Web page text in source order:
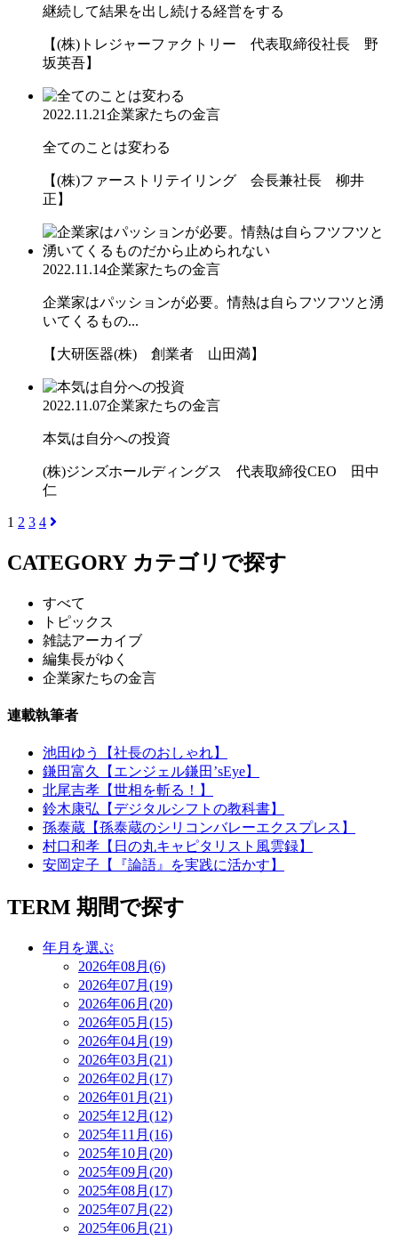
継続して結果を出し続ける経営をする
【(株)トレジャーファクトリー 代表取締役社長 野
坂英吾】
2022.11.21企業家たちの金言
全てのことは変わる
【(株)ファーストリテイリング 会長兼社長 柳井
正】
2022.11.14企業家たちの金言
企業家はパッションが必要。情熱は自らフツフツと湧
いてくるもの...
【大研医器(株) 創業者 山田満】
2022.11.07企業家たちの金言
本気は自分への投資
(株)ジンズホールディングス 代表取締役CEO 田中
仁
1 2 3 4
CATEGORY カテゴリで探す
すべて
トピックス
雑誌アーカイブ
編集長がゆく
企業家たちの金言
連載執筆者
池田ゆう【社長のおしゃれ】
鎌田富久【エンジェル鎌田’sEye】
北尾吉孝【世相を斬る！】
鈴木康弘【デジタルシフトの教科書】
孫泰蔵【孫泰蔵のシリコンバレーエクスプレス】
村口和孝【日の丸キャピタリスト風雲録】
安岡定子【『論語』を実践に活かす】
TERM 期間で探す
年月を選ぶ
2026年08月(6)
2026年07月(19)
2026年06月(20)
2026年05月(15)
2026年04月(19)
2026年03月(21)
2026年02月(17)
2026年01月(21)
2025年12月(12)
2025年11月(16)
2025年10月(20)
2025年09月(20)
2025年08月(17)
2025年07月(22)
2025年06月(21)